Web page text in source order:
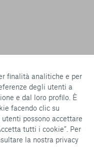
finalità analitiche e per
degli utenti a
e dal loro profilo. È
facendo clic su
utenti possono accettare
tutti i cookie”. Per
la nostra privacy
cosa sapere e